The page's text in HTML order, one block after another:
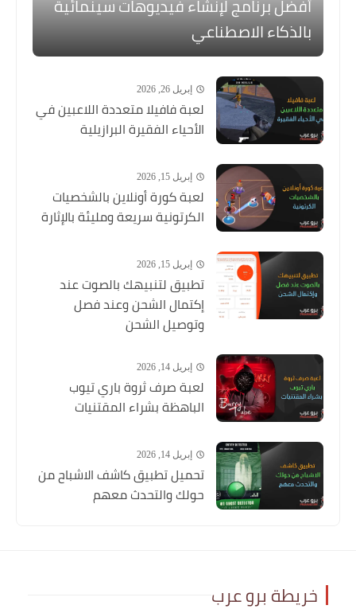
بالذكاء الاصطناعي
إبريل 26, 2026
لعبة فافيلا متعددة اللاعبين في
الأحياء الفقيرة البرازيلية
إبريل 15, 2026
لعبة كورة أونلاين بالشخصيات
الكرتونية سريعة ومليئة بالإثارة
إبريل 15, 2026
تطبيق لتنبيهك بالصوت عند
إكتمال الشحن وعند فصل
وتوصيل الشحن
إبريل 14, 2026
لعبة صرف ثروة باري تيوب
الباهظة بشراء المقتنيات
إبريل 14, 2026
تحميل تطبيق كاشف الاشباح من
حولك والتحدث معهم
خريطة برو عرب